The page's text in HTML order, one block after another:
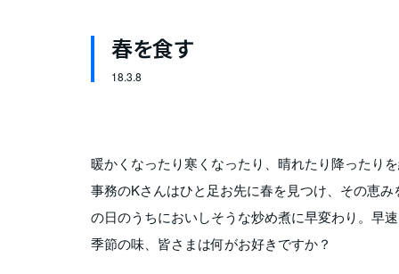
春を食す
18.3.8
暖かくなったり寒くなったり、晴れたり降ったり
事務のKさんはひと足お先に春を見つけ、その恵
の日のうちにおいしそうな炒め煮に早変わり。早
季節の味、皆さまは何がお好きですか？